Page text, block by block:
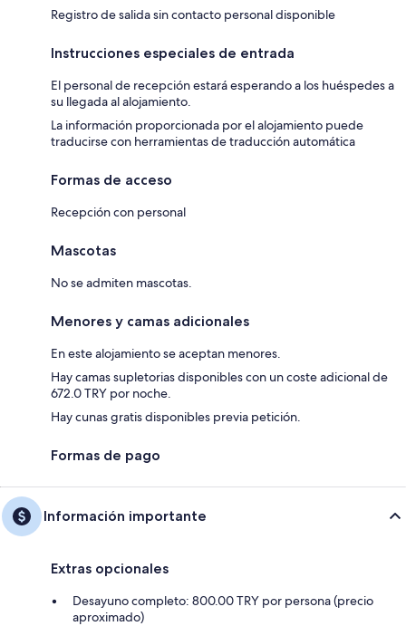
Registro de salida sin contacto personal disponible
Instrucciones especiales de entrada
El personal de recepción estará esperando a los huéspedes a
su llegada al alojamiento.
La información proporcionada por el alojamiento puede
traducirse con herramientas de traducción automática
Formas de acceso
Recepción con personal
Mascotas
No se admiten mascotas.
Menores y camas adicionales
En este alojamiento se aceptan menores.
Hay camas supletorias disponibles con un coste adicional de
672.0 TRY por noche.
Hay cunas gratis disponibles previa petición.
Formas de pago
Información importante
Extras opcionales
Desayuno completo: 800.00 TRY por persona (precio
aproximado)